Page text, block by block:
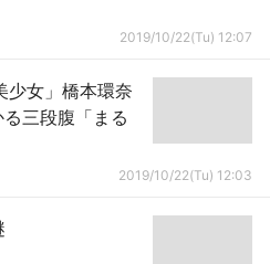
2019/10/22(Tu) 12:07
少女」橋本環奈
三段腹「まる
2019/10/22(Tu) 12:03